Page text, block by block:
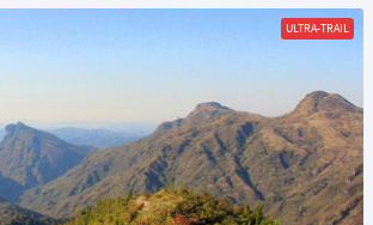
ULTRA-TRAIL